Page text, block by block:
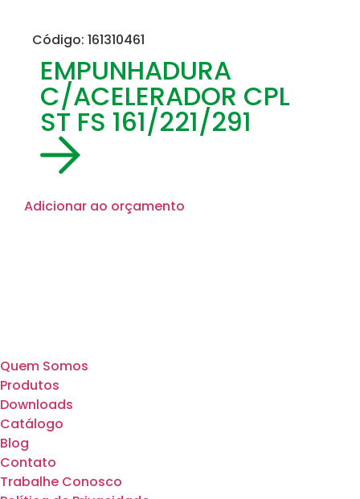
Código: 161310461
EMPUNHADURA
C/ACELERADOR CPL
ST FS 161/221/291
Adicionar ao orçamento
Quem Somos
Produtos
Downloads
Catálogo
Blog
Contato
Trabalhe Conosco